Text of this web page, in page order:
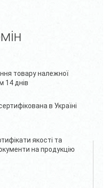
товару належної
14 днів
в Україні
якості та
на продукцію